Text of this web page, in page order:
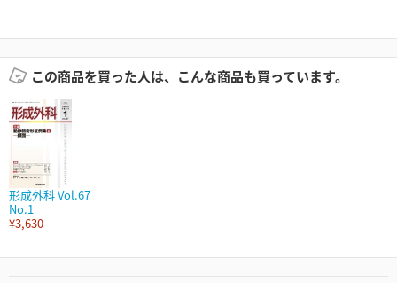
この商品を買った人は、こんな商品も買っています。
形成外科 Vol.67
No.1
¥3,630